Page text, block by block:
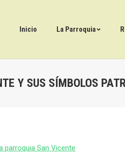
Inicio La Parroquia
Y SUS SÍMBOLOS
parroquia San Vicente